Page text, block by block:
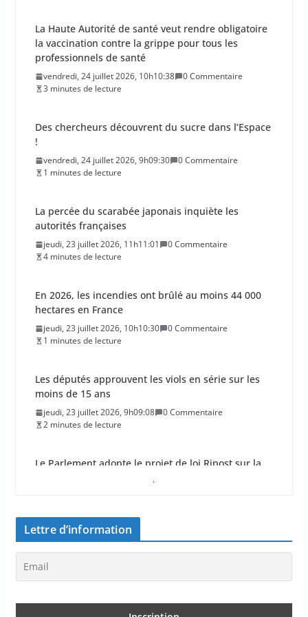
Des chercheurs découvrent du sucre dans l’Espace
!
vendredi, 24 juillet 2026, 9h09:30
1 minutes de lecture
autorités françaises
4 minutes de lecture
hectares en France
jeudi, 23 juillet 2026, 10h10:30
1 minutes de lecture
moins de 15 ans
jeudi, 23 juillet 2026, 9h09:08
2 minutes de lecture
sécurité du quotidien
mercredi, 22 juillet 2026, 12h12:27
2 minutes de lecture
font-elles être réduites ?
mercredi, 22 juillet 2026, 11h11:26
“Un lieu climatisé à moins de 10 minutes pour tous
mercredi, 22 juillet 2026, 10h10:26
Lettre d’information